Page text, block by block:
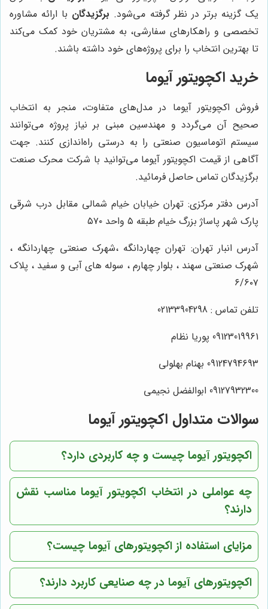
یک گزینه برتر در نظر گرفته می‌شود. برگزیدگان با ارائه مشاوره
تخصصی و راهکارهای سفارشی، به مشتریان خود کمک می‌کند
تا بهترین انتخاب را برای پروژه‌های خود داشته باشند.
خرید اکچویتور آیوما
فروش اکچویتور آیوما در مدل‌های متفاوت، منجر به انتخاب
صحیح آن می‌گردد و مهندسین مبنی بر نیاز پروژه می‌توانند
سیستم اتوماسیون صنعتی را به درستی راه‌اندازی کنند. جهت
آگاهی از قیمت اکچویتور آیوما می‌توانید با شرکت محرک صنعت
برگزیدگان تماس حاصل فرمائید.
آدرس دفتر مرکزی: تهران خیابان خیام شمالی مقابل درب شرقی
پارک شهر پاساژ بزرگ خیام طبقه ۵ واحد ۵۷۰
آدرس انبار تهران: تهران چهاردانگه ،شهرک صنعتی چهاردانگه ،
شهرک صنعتی سهند ، بلوار چهارم ، سوله های آبی و سفید ، پلاک
۶/۶۰۷
تلفن تماس : 02133904298
09123019961 پوریا نظام
09124794693 بهنام بهلولی
09127932300 ابوالفضل نجیمی
سوالات متداول اکچویتور آیوما
اکچویتور آیوما چیست و چه کاربردی دارد؟
چه عواملی در انتخاب اکچویتور آیوما مناسب نقش
دارند؟
مزایای استفاده از اکچویتورهای آیوما چیست؟
اکچویتورهای آیوما در چه صنایعی کاربرد دارند؟